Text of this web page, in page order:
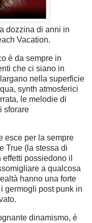
dozzina di anni in
Vacation.
è da sempre in
che ci siano in
nella superficie
synth atmosferici
le melodie di
sforare
esce per la sempre
True (la stessa di
possiedono il
a qualcosa
hanno una forte
germogli post punk in
dinamismo, è